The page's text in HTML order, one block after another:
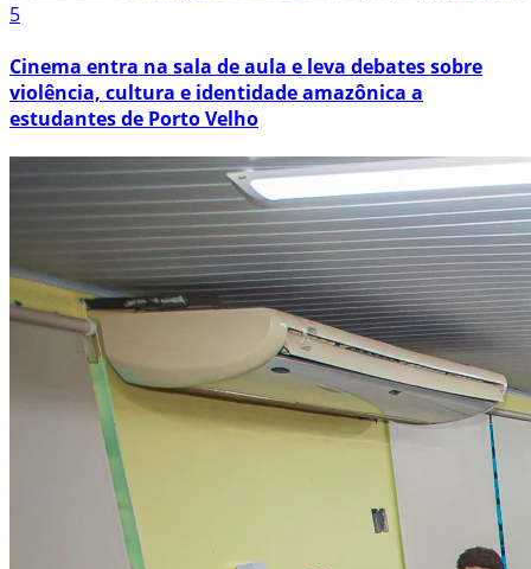
5
Cinema entra na sala de aula e leva debates sobre
violência, cultura e identidade amazônica a
estudantes de Porto Velho